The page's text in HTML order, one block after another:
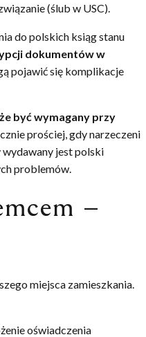
(ślub w USC).
do polskich ksiąg stanu
dokumentów w
pojawić się komplikacje
być wymagany przy
prościej, gdy narzeczeni
wydawany jest polski
problemów.
–
miejsca zamieszkania.
oświadczenia